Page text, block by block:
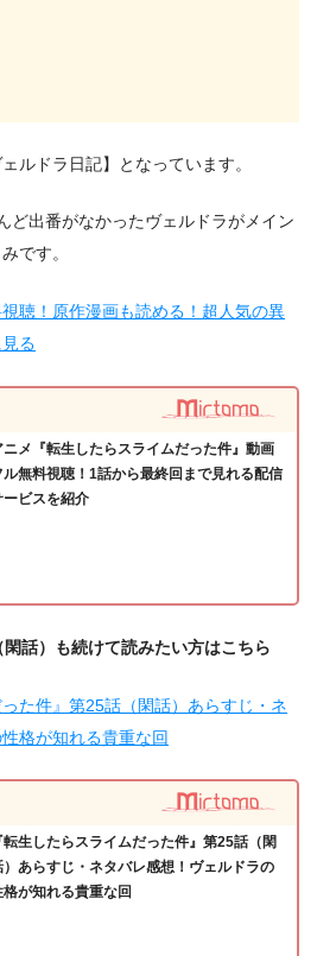
ルドラ日記】となっています。
ど出番がなかったヴェルドラがメイン
です。
視聴！原作漫画も読める！超人気の異
る
ニメ『転生したらスライムだった件』動画
ル無料視聴！1話から最終回まで見れる配信
ービスを紹介
話）も続けて読みたい方はこちら
った件』第25話（閑話）あらすじ・ネ
格が知れる貴重な回
転生したらスライムだった件』第25話（閑
）あらすじ・ネタバレ感想！ヴェルドラの
格が知れる貴重な回